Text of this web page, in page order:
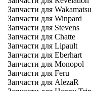
Запчасти для Wakamatsu
Запчасти для Winpard
Запчасти для Stevens
Запчасти для Chatte
Запчасти для Lipault
Запчасти для Eberhart
Запчасти для Monopol
Запчасти для Feru
Запчасти для AlezaR